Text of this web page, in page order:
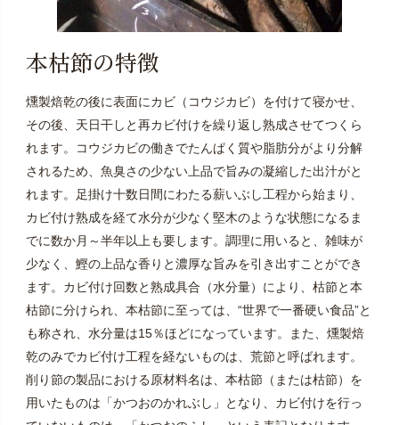
本枯節の特徴
燻製焙乾の後に表面にカビ（コウジカビ）を付けて寝かせ、
その後、天日干しと再カビ付けを繰り返し熟成させてつくら
れます。コウジカビの働きでたんぱく質や脂肪分がより分解
されるため、魚臭さの少ない上品で旨みの凝縮した出汁がと
れます。足掛け十数日間にわたる薪いぶし工程から始まり、
カビ付け熟成を経て水分が少なく堅木のような状態になるま
でに数か月～半年以上も要します。調理に用いると、雑味が
少なく、鰹の上品な香りと濃厚な旨みを引き出すことができ
ます。カビ付け回数と熟成具合（水分量）により、枯節と本
枯節に分けられ、本枯節に至っては、“世界で一番硬い食品”と
も称され、水分量は15％ほどになっています。また、燻製焙
乾のみでカビ付け工程を経ないものは、荒節と呼ばれます。
削り節の製品における原材料名は、本枯節（または枯節）を
用いたものは「かつおのかれぶし」となり、カビ付けを行っ